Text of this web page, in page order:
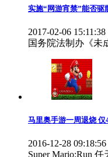
实施“网游宵禁”能否驱
2017-02-06 15:11:38
国务院法制办《未
马里奥手游一周退烧
2016-12-28 09:18:56
Super Mario:Run